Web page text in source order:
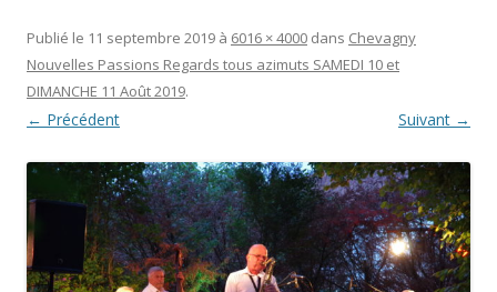
Publié le 11 septembre 2019 à 6016 × 4000 dans Chevagny
Nouvelles Passions Regards tous azimuts SAMEDI 10 et
DIMANCHE 11 Août 2019.
← Précédent Suivant →